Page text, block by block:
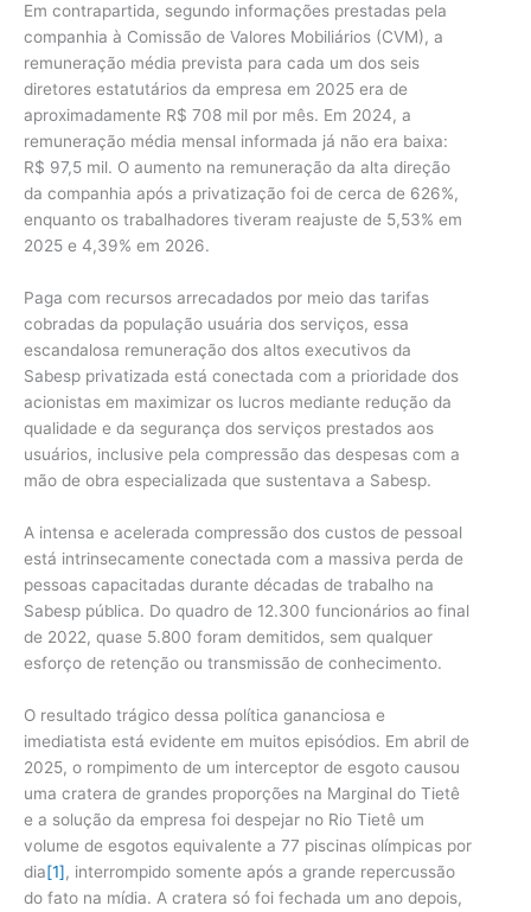
Em contrapartida, segundo informações prestadas pela
companhia à Comissão de Valores Mobiliários (CVM), a
remuneração média prevista para cada um dos seis
diretores estatutários da empresa em 2025 era de
aproximadamente R$ 708 mil por mês. Em 2024, a
remuneração média mensal informada já não era baixa:
R$ 97,5 mil. O aumento na remuneração da alta direção
da companhia após a privatização foi de cerca de 626%,
enquanto os trabalhadores tiveram reajuste de 5,53% em
2025 e 4,39% em 2026.
Paga com recursos arrecadados por meio das tarifas
cobradas da população usuária dos serviços, essa
escandalosa remuneração dos altos executivos da
Sabesp privatizada está conectada com a prioridade dos
acionistas em maximizar os lucros mediante redução da
qualidade e da segurança dos serviços prestados aos
usuários, inclusive pela compressão das despesas com a
mão de obra especializada que sustentava a Sabesp.
A intensa e acelerada compressão dos custos de pessoal
está intrinsecamente conectada com a massiva perda de
pessoas capacitadas durante décadas de trabalho na
Sabesp pública. Do quadro de 12.300 funcionários ao final
de 2022, quase 5.800 foram demitidos, sem qualquer
esforço de retenção ou transmissão de conhecimento.
O resultado trágico dessa política gananciosa e
imediatista está evidente em muitos episódios. Em abril de
2025, o rompimento de um interceptor de esgoto causou
uma cratera de grandes proporções na Marginal do Tietê
e a solução da empresa foi despejar no Rio Tietê um
volume de esgotos equivalente a 77 piscinas olímpicas por
dia[1], interrompido somente após a grande repercussão
do fato na mídia. A cratera só foi fechada um ano depois,